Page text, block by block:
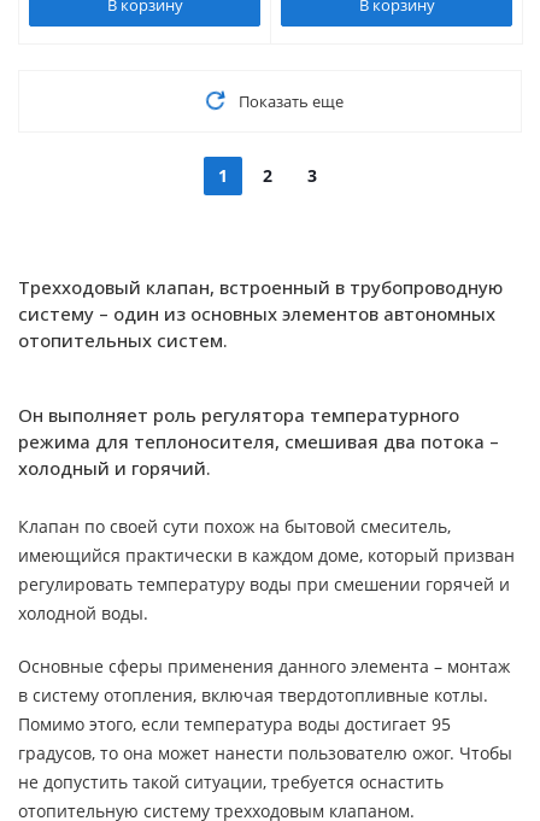
Показать еще
1 2 3
Трехходовый клапан, встроенный в трубопроводную
систему – один из основных элементов автономных
отопительных систем.
Он выполняет роль регулятора температурного
режима для теплоносителя, смешивая два потока –
холодный и горячий.
Клапан по своей сути похож на бытовой смеситель,
имеющийся практически в каждом доме, который призван
регулировать температуру воды при смешении горячей и
холодной воды.
Основные сферы применения данного элемента – монтаж
в систему отопления, включая твердотопливные котлы.
Помимо этого, если температура воды достигает 95
градусов, то она может нанести пользователю ожог. Чтобы
не допустить такой ситуации, требуется оснастить
отопительную систему трехходовым клапаном.